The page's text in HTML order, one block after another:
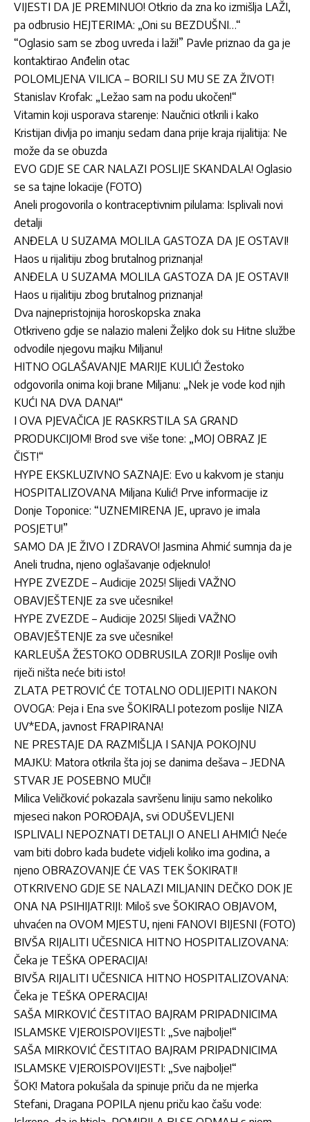
VIJESTI DA JE PREMINUO! Otkrio da zna ko izmišlja LAŽI,
pa odbrusio HEJTERIMA: „Oni su BEZDUŠNI…“
“Oglasio sam se zbog uvreda i laži!” Pavle priznao da ga je
kontaktirao Anđelin otac
POLOMLJENA VILICA – BORILI SU MU SE ZA ŽIVOT!
Stanislav Krofak: „Ležao sam na podu ukočen!“
Vitamin koji usporava starenje: Naučnici otkrili i kako
Kristijan divlja po imanju sedam dana prije kraja rijalitija: Ne
može da se obuzda
EVO GDJE SE CAR NALAZI POSLIJE SKANDALA! Oglasio
se sa tajne lokacije (FOTO)
Aneli progovorila o kontraceptivnim pilulama: Isplivali novi
detalji
ANĐELA U SUZAMA MOLILA GASTOZA DA JE OSTAVI!
Haos u rijalitiju zbog brutalnog priznanja!
ANĐELA U SUZAMA MOLILA GASTOZA DA JE OSTAVI!
Haos u rijalitiju zbog brutalnog priznanja!
Dva najnepristojnija horoskopska znaka
Otkriveno gdje se nalazio maleni Željko dok su Hitne službe
odvodile njegovu majku Miljanu!
HITNO OGLAŠAVANJE MARIJE KULIĆ! Žestoko
odgovorila onima koji brane Miljanu: „Nek je vode kod njih
KUĆI NA DVA DANA!“
I OVA PJEVAČICA JE RASKRSTILA SA GRAND
PRODUKCIJOM! Brod sve više tone: „MOJ OBRAZ JE
ČIST!“
HYPE EKSKLUZIVNO SAZNAJE: Evo u kakvom je stanju
HOSPITALIZOVANA Miljana Kulić! Prve informacije iz
Donje Toponice: “UZNEMIRENA JE, upravo je imala
POSJETU!”
SAMO DA JE ŽIVO I ZDRAVO! Jasmina Ahmić sumnja da je
Aneli trudna, njeno oglašavanje odjeknulo!
HYPE ZVEZDE – Audicije 2025! Slijedi VAŽNO
OBAVJEŠTENJE za sve učesnike!
HYPE ZVEZDE – Audicije 2025! Slijedi VAŽNO
OBAVJEŠTENJE za sve učesnike!
KARLEUŠA ŽESTOKO ODBRUSILA ZORJI! Poslije ovih
riječi ništa neće biti isto!
ZLATA PETROVIĆ ĆE TOTALNO ODLIJEPITI NAKON
OVOGA: Peja i Ena sve ŠOKIRALI potezom poslije NIZA
UV*EDA, javnost FRAPIRANA!
NE PRESTAJE DA RAZMIŠLJA I SANJA POKOJNU
MAЈKU: Matora otkrila šta joj se danima dešava – ЈEDNA
STVAR ЈE POSEBNO MUČI!
Milica Veličković pokazala savršenu liniju samo nekoliko
mjeseci nakon POROĐAJA, svi ODUŠEVLJENI
ISPLIVALI NEPOZNATI DETALJI O ANELI AHMIĆ! Neće
vam biti dobro kada budete vidjeli koliko ima godina, a
njeno OBRAZOVANJE ĆE VAS TEK ŠOKIRATI!
OTKRIVENO GDJE SE NALAZI MILJANIN DEČKO DOK JE
ONA NA PSIHIJATRIJI: Miloš sve ŠOKIRAO OBJAVOM,
uhvaćen na OVOM MJESTU, njeni FANOVI BIJESNI (FOTO)
BIVŠA RIJALITI UČESNICA HITNO HOSPITALIZOVANA:
Čeka je TEŠKA OPERACIJA!
BIVŠA RIJALITI UČESNICA HITNO HOSPITALIZOVANA:
Čeka je TEŠKA OPERACIJA!
SAŠA MIRKOVIĆ ČESTITAO BAJRAM PRIPADNICIMA
ISLAMSKE VJEROISPOVIJESTI: „Sve najbolje!“
SAŠA MIRKOVIĆ ČESTITAO BAJRAM PRIPADNICIMA
ISLAMSKE VJEROISPOVIJESTI: „Sve najbolje!“
ŠOK! Matora pokušala da spinuje priču da ne mjerka
Stefani, Dragana POPILA njenu priču kao čašu vode: